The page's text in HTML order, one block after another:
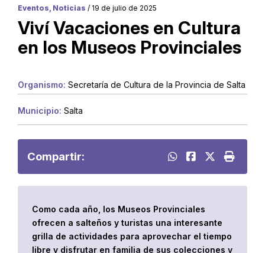
Eventos, Noticias / 19 de julio de 2025
Viví Vacaciones en Cultura
en los Museos Provinciales
Organismo: Secretaría de Cultura de la Provincia de Salta
Municipio: Salta
Compartir:
Como cada año, los Museos Provinciales
ofrecen a salteños y turistas una interesante
grilla de actividades para aprovechar el tiempo
libre y disfrutar en familia de sus colecciones y